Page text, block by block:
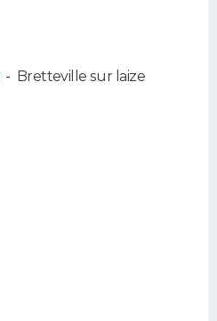
- Bretteville sur laize